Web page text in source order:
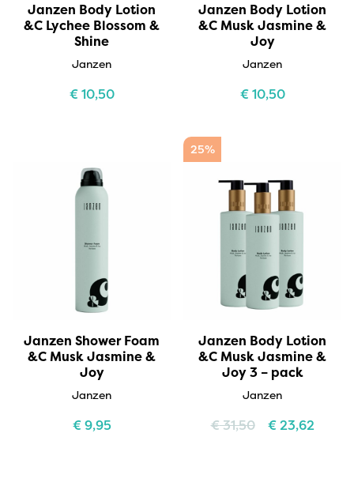
Janzen Body Lotion
&C Lychee Blossom &
Shine
Janzen
€10,50
Janzen Body Lotion
&C Musk Jasmine &
Joy
Janzen
€10,50
Janzen Shower Foam
&C Musk Jasmine &
Joy
Janzen
€9,95
Janzen Body Lotion
&C Musk Jasmine &
Joy 3 – pack
Janzen
€31,50 €23,62
25%